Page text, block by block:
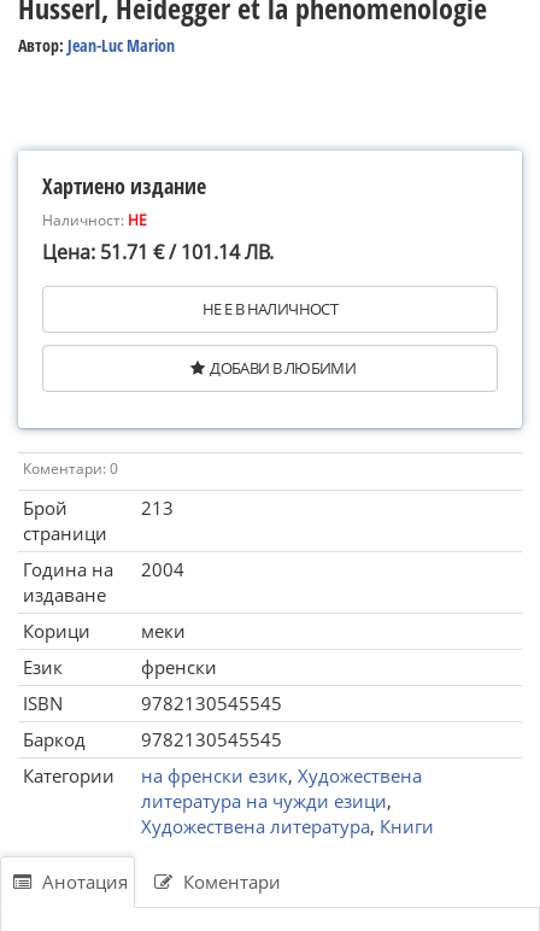
Автор: Jean-Luc Marion
Хартиено издание
Наличност: НЕ
Цена: 51.71 € / 101.14 ЛВ.
НЕ Е В НАЛИЧНОСТ
ДОБАВИ В ЛЮБИМИ
Коментари: 0
Брой
страници
213
Година на
издаване
2004
Корици
меки
Език
френски
ISBN
9782130545545
Баркод
9782130545545
Категории
на френски език, Художествена
литература на чужди езици,
Художествена литература, Книги
Анотация Коментари